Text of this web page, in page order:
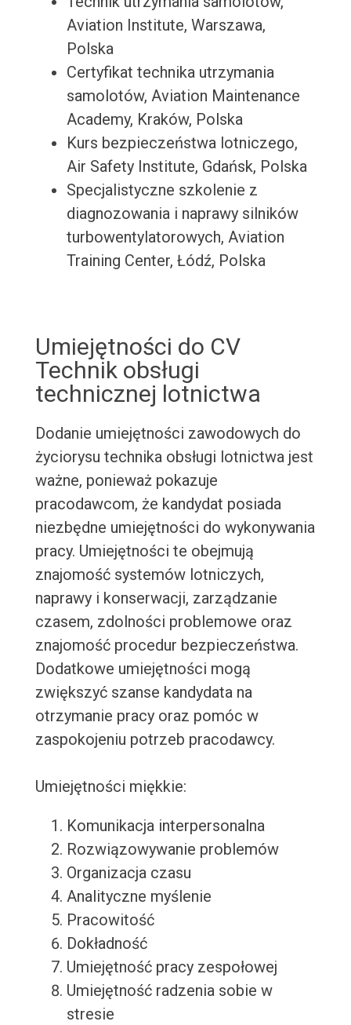
Aviation Institute, Warszawa,
Polska
Certyfikat technika utrzymania
samolotów, Aviation Maintenance
Academy, Kraków, Polska
Kurs bezpieczeństwa lotniczego,
Air Safety Institute, Gdańsk, Polska
Specjalistyczne szkolenie z
diagnozowania i naprawy silników
turbowentylatorowych, Aviation
Training Center, Łódź, Polska
Umiejętności do CV
Technik obsługi
technicznej lotnictwa
Dodanie umiejętności zawodowych do
życiorysu technika obsługi lotnictwa jest
ważne, ponieważ pokazuje
pracodawcom, że kandydat posiada
niezbędne umiejętności do wykonywania
pracy. Umiejętności te obejmują
znajomość systemów lotniczych,
naprawy i konserwacji, zarządzanie
czasem, zdolności problemowe oraz
znajomość procedur bezpieczeństwa.
Dodatkowe umiejętności mogą
zwiększyć szanse kandydata na
otrzymanie pracy oraz pomóc w
zaspokojeniu potrzeb pracodawcy.
Umiejętności miękkie:
Komunikacja interpersonalna
Rozwiązowywanie problemów
Organizacja czasu
Analityczne myślenie
Pracowitość
Dokładność
Umiejętność pracy zespołowej
Umiejętność radzenia sobie w
stresie